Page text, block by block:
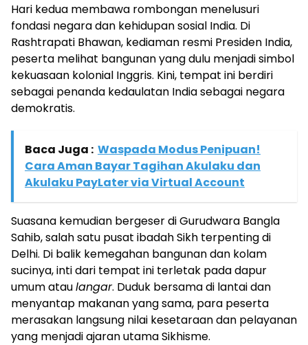
Hari kedua membawa rombongan menelusuri
fondasi negara dan kehidupan sosial India. Di
Rashtrapati Bhawan, kediaman resmi Presiden India,
peserta melihat bangunan yang dulu menjadi simbol
kekuasaan kolonial Inggris. Kini, tempat ini berdiri
sebagai penanda kedaulatan India sebagai negara
demokratis.
Baca Juga : Waspada Modus Penipuan!
Cara Aman Bayar Tagihan Akulaku dan
Akulaku PayLater via Virtual Account
Suasana kemudian bergeser di Gurudwara Bangla
Sahib, salah satu pusat ibadah Sikh terpenting di
Delhi. Di balik kemegahan bangunan dan kolam
sucinya, inti dari tempat ini terletak pada dapur
umum ataulangar. Duduk bersama di lantai dan
menyantap makanan yang sama, para peserta
merasakan langsung nilai kesetaraan dan pelayanan
yang menjadi ajaran utama Sikhisme.